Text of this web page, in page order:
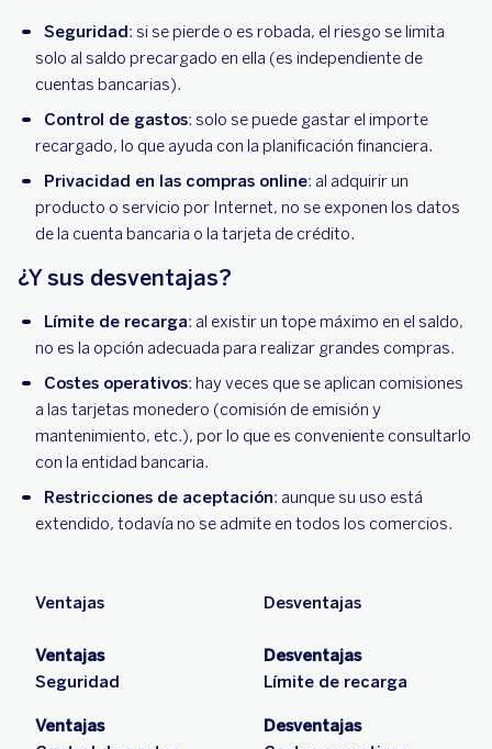
Seguridad: si se pierde o es robada, el riesgo se limita
solo al saldo precargado en ella (es independiente de
cuentas bancarias).
Control de gastos: solo se puede gastar el importe
recargado, lo que ayuda con la planificación financiera.
Privacidad en las compras online: al adquirir un
producto o servicio por Internet, no se exponen los datos
de la cuenta bancaria o la tarjeta de crédito.
¿Y sus desventajas?
Límite de recarga: al existir un tope máximo en el saldo,
no es la opción adecuada para realizar grandes compras.
Costes operativos: hay veces que se aplican comisiones
a las tarjetas monedero (comisión de emisión y
mantenimiento, etc.), por lo que es conveniente consultarlo
con la entidad bancaria.
Restricciones de aceptación: aunque su uso está
extendido, todavía no se admite en todos los comercios.
Ventajas Desventajas
Ventajas
Seguridad
Desventajas
Límite de recarga
Ventajas
Desventajas